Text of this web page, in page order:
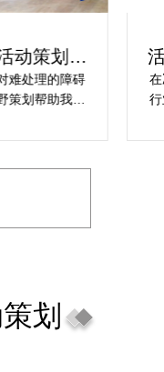
动策划方
难处理的障碍
划帮助我完
划还会选择乐
划